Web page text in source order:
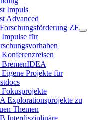
Impuls
Advanced
ZF
Impulse für
BremenIDEA
Eigene Projekte für
Fokusprojekte
Explorationsprojekte zu
Themen
Interdisziplinäre